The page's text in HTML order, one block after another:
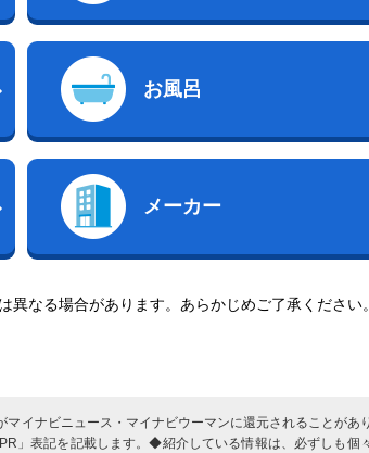
お風呂
メーカー
なる場合があります。あらかじめご了承ください。
イナビニュース・マイナビウーマンに還元されることがあ
」表記を記載します。◆紹介している情報は、必ずしも個